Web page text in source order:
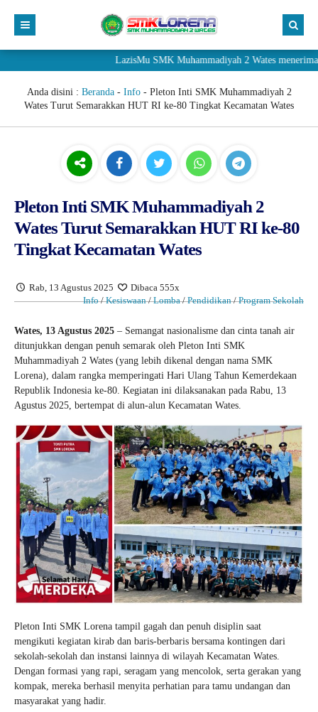
LazisMu SMK Muhammadiyah 2 Wates menerima
Anda disini : Beranda- Info- Pleton Inti SMK Muhammadiyah 2
Wates Turut Semarakkan HUT RI ke-80 Tingkat Kecamatan Wates
Pleton Inti SMK Muhammadiyah 2
Wates Turut Semarakkan HUT RI ke-80
Tingkat Kecamatan Wates
Rab, 13 Agustus 2025
Dibaca 555x
Info/Kesiswaan/Lomba/Pendidikan/Program Sekolah
Wates, 13 Agustus 2025 – Semangat nasionalisme dan cinta tanah air
ditunjukkan dengan penuh semarak oleh Pleton Inti SMK
Muhammadiyah 2 Wates (yang lebih dikenal dengan nama SMK
Lorena), dalam rangka memperingati Hari Ulang Tahun Kemerdekaan
Republik Indonesia ke-80. Kegiatan ini dilaksanakan pada Rabu, 13
Agustus 2025, bertempat di alun-alun Kecamatan Wates.
Pleton Inti SMK Lorena tampil gagah dan penuh disiplin saat
mengikuti kegiatan kirab dan baris-berbaris bersama kontingen dari
sekolah-sekolah dan instansi lainnya di wilayah Kecamatan Wates.
Dengan formasi yang rapi, seragam yang mencolok, serta gerakan yang
kompak, mereka berhasil menyita perhatian para tamu undangan dan
masyarakat yang hadir.